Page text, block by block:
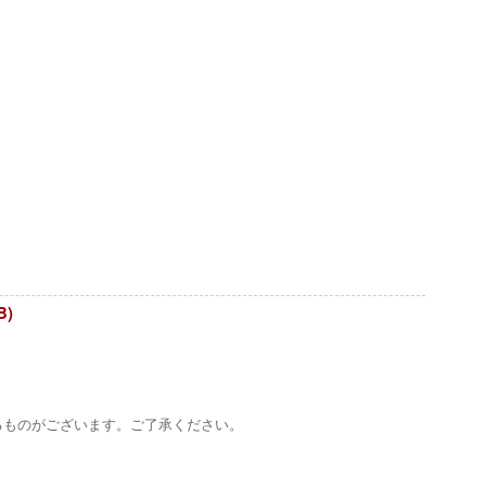
のがございます。ご了承ください。